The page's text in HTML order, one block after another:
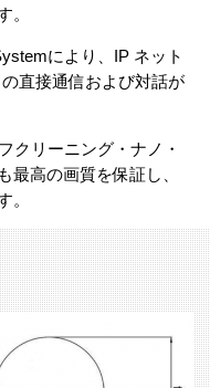
。
により、IP ネット
直接通信および対話が
クリーニング・ナノ・
最高の画質を保証し、
。